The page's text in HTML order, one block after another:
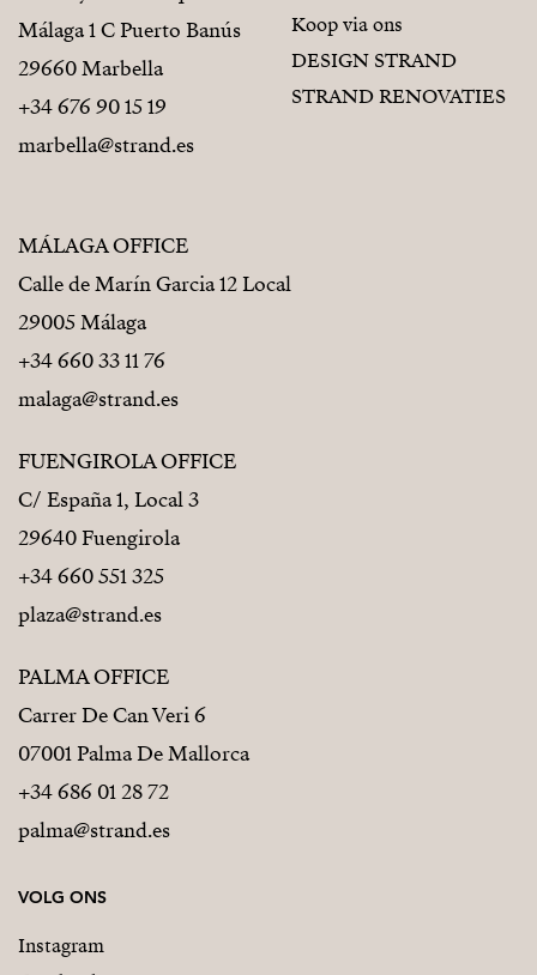
Málaga 1 C Puerto Banús
29660 Marbella
+34 676 90 15 19
marbella@strand.es
MÁLAGA OFFICE
Calle de Marín Garcia 12 Local
29005 Málaga
+34 660 33 11 76
malaga@strand.es
FUENGIROLA OFFICE
C/ España 1, Local 3
29640 Fuengirola
+34 660 551 325
plaza@strand.es
PALMA OFFICE
Carrer De Can Veri 6
07001 Palma De Mallorca
+34 686 01 28 72
palma@strand.es
Koop via ons
DESIGN STRAND
STRAND RENOVATIES
VOLG ONS
Instagram